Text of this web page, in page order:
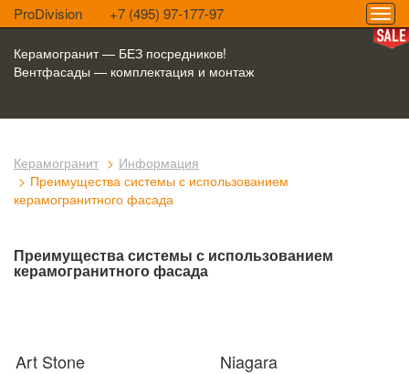
ProDivision +7 (495) 97-177-97
Керамогранит — БЕЗ посредников!
Вентфасады — комплектация и монтаж
Керамогранит
Информация
Преимущества системы с использованием
керамогранитного фасада
Преимущества системы с использованием
керамогранитного фасада
Art Stone Niagara